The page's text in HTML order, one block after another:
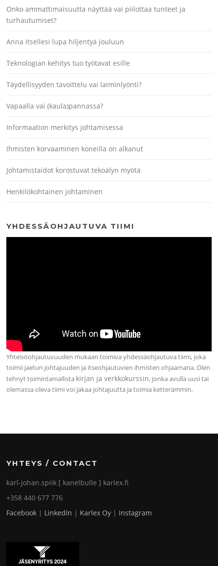
Onko ammattimaisuutta näyttää vai piilottaa tunteet ja
turhautumiset?
Anna itsellesi lupa hiljentyä jouluun
Teknologian kehitys tuo työtavat esille
Täydellisyyden tavoittelu vai laiminlyönti?
Vapaalla vai (kaula)pannassa?
Informaation merkitys johtamisessa
Ihmisten korvaaminen koneilla on alkanut
Johtamistaidot korostuvat tekoälyn myötä
Henkilökohtainen johtaminen
YHDESSÄOHJAUTUVA TIIMI
Yhteisöohjautuvuuden mukaan toimiva yhdessäohjautuva tiimi, joka
toimii jaetun johtajuuden ja itseohjautuvien ihmisten ohjaamana. Olen
tehnyt toimintamallista kirjan ja verkkokurssin, jonka avulla uusi tai
olemassa oleva tiimi voi jakaa johtajuutta ja toimia ketterämmin.
YHTEYS / CONTACT
karl-johan.spiik [ kanelbulle ] karlex.fi
+358 440 677 776
Facebook | LinkedIn | Karlex Oy | Instagram